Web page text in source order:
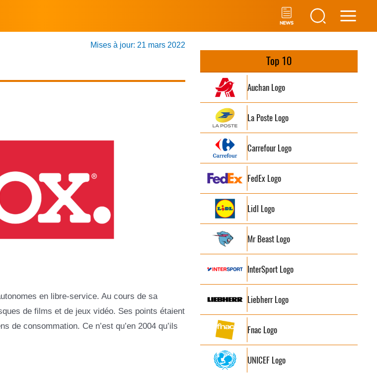
Mises à jour: 21 mars 2022
en libre-service. Au cours de sa
de films et de jeux vidéo. Ses points étaient
de consommation. Ce n’est qu’en 2004 qu’ils
Top 10
Auchan Logo
La Poste Logo
Carrefour Logo
FedEx Logo
Lidl Logo
Mr Beast Logo
InterSport Logo
Liebherr Logo
Fnac Logo
UNICEF Logo